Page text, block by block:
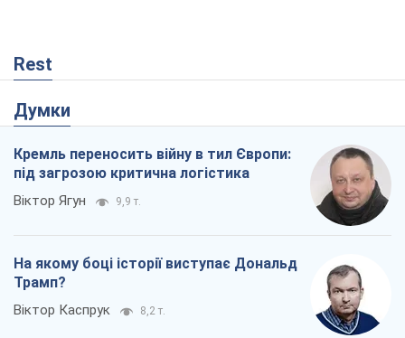
Rest
Думки
Кремль переносить війну в тил Європи:
під загрозою критична логістика
Віктор Ягун 9,9 т.
На якому боці історії виступає Дональд
Трамп?
Віктор Каспрук 8,2 т.